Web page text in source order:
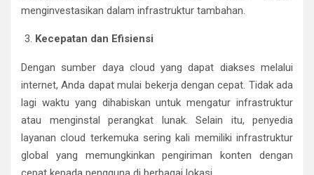
menginvestasikan dalam infrastruktur tambahan.
Kecepatan dan Efisiensi
Dengan sumber daya cloud yang dapat diakses melalui
internet, Anda dapat mulai bekerja dengan cepat. Tidak ada
lagi waktu yang dihabiskan untuk mengatur infrastruktur
atau menginstal perangkat lunak. Selain itu, penyedia
layanan cloud terkemuka sering kali memiliki infrastruktur
global yang memungkinkan pengiriman konten dengan